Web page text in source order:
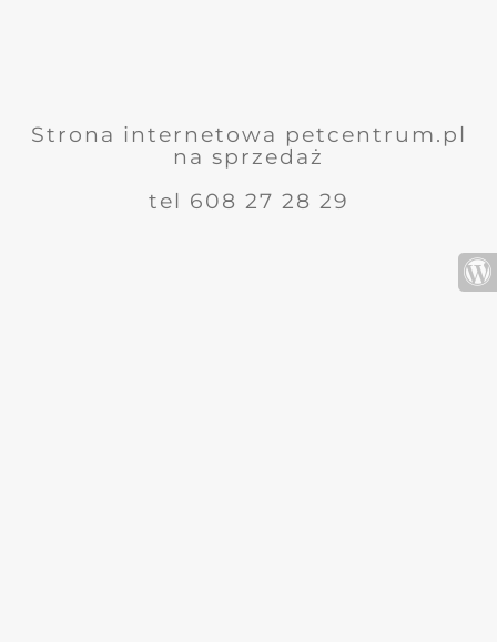
Strona internetowa petcentrum.pl
na sprzedaż
tel 608 27 28 29